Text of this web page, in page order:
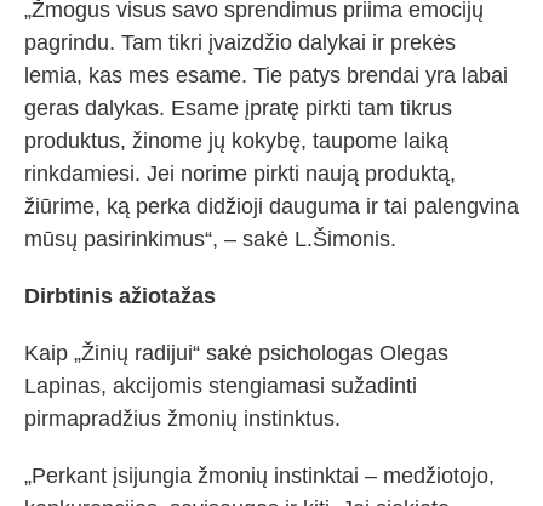
„Žmogus visus savo sprendimus priima emocijų
pagrindu. Tam tikri įvaizdžio dalykai ir prekės
lemia, kas mes esame. Tie patys brendai yra labai
geras dalykas. Esame įpratę pirkti tam tikrus
produktus, žinome jų kokybę, taupome laiką
rinkdamiesi. Jei norime pirkti naują produktą,
žiūrime, ką perka didžioji dauguma ir tai palengvina
mūsų pasirinkimus“, – sakė L.Šimonis.
Dirbtinis ažiotažas
Kaip „Žinių radijui“ sakė psichologas Olegas
Lapinas, akcijomis stengiamasi sužadinti
pirmapradžius žmonių instinktus.
„Perkant įsijungia žmonių instinktai – medžiotojo,